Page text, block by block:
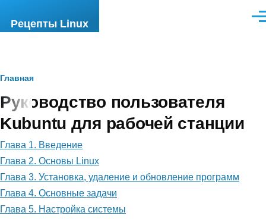
Рецепты Linux
Строка
навигации
Главная
Руководство пользователя
Kubuntu для рабочей станции
Глава 1. Введение
Глава 2. Основы Linux
Глава 3. Установка, удаление и обновление программ
Глава 4. Основные задачи
Глава 5. Настройка системы